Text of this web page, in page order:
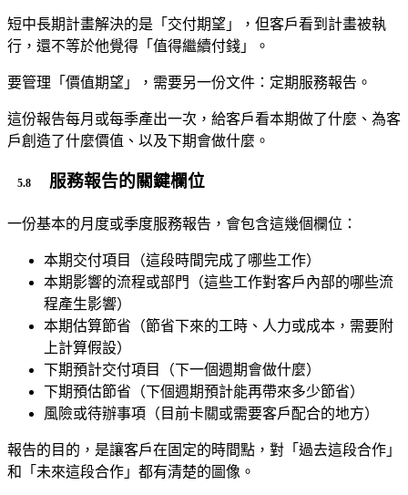
短中長期計畫解決的是「交付期望」，但客戶看到計畫被執
行，還不等於他覺得「值得繼續付錢」。
要管理「價值期望」，需要另一份文件：定期服務報告。
這份報告每月或每季產出一次，給客戶看本期做了什麼、為客
戶創造了什麼價值、以及下期會做什麼。
服務報告的關鍵欄位
一份基本的月度或季度服務報告，會包含這幾個欄位：
本期交付項目（這段時間完成了哪些工作）
本期影響的流程或部門（這些工作對客戶內部的哪些流
程產生影響）
本期估算節省（節省下來的工時、人力或成本，需要附
上計算假設）
下期預計交付項目（下一個週期會做什麼）
下期預估節省（下個週期預計能再帶來多少節省）
風險或待辦事項（目前卡關或需要客戶配合的地方）
報告的目的，是讓客戶在固定的時間點，對「過去這段合作」
和「未來這段合作」都有清楚的圖像。